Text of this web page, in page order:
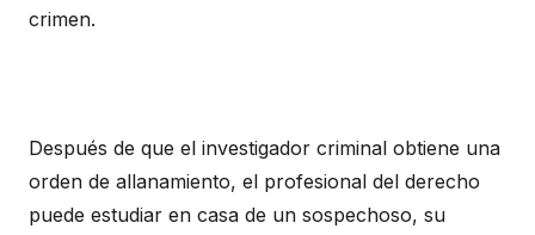
crimen.
Después de que el investigador criminal obtiene una
orden de allanamiento, el profesional del derecho
puede estudiar en casa de un sospechoso, su